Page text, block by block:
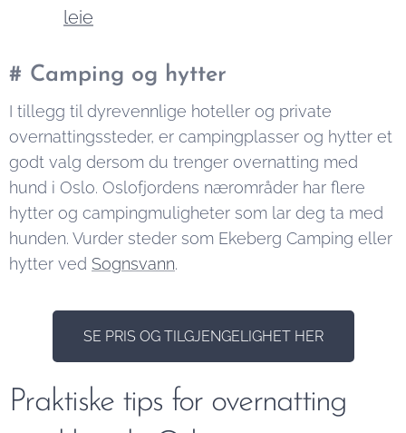
leie
# Camping og hytter
I tillegg til dyrevennlige hoteller og private
overnattingssteder, er campingplasser og hytter et
godt valg dersom du trenger overnatting med
hund i Oslo. Oslofjordens nærområder har flere
hytter og campingmuligheter som lar deg ta med
hunden. Vurder steder som Ekeberg Camping eller
hytter ved Sognsvann.
SE PRIS OG TILGJENGELIGHET HER
Praktiske tips for overnatting